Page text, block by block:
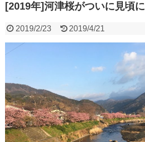
[2019年]河津桜がついに見頃に
2019/2/23 2019/4/21